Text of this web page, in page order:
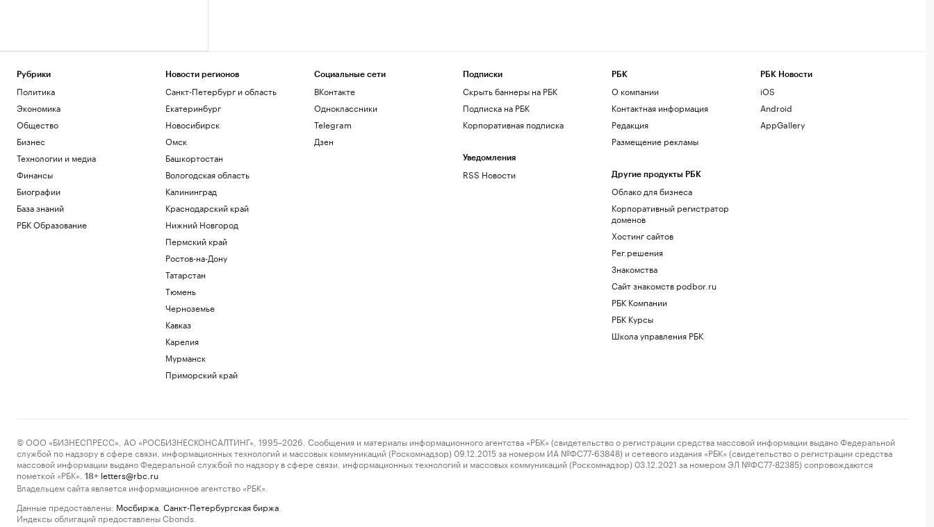
Рубрики
Политика
Экономика
Общество
Бизнес
Технологии и медиа
Финансы
Биографии
База знаний
РБК Образование
Новости регионов
Санкт-Петербург и область
Екатеринбург
Новосибирск
Омск
Башкортостан
Вологодская область
Калининград
Краснодарский край
Нижний Новгород
Пермский край
Ростов-на-Дону
Татарстан
Тюмень
Черноземье
Кавказ
Карелия
Мурманск
Приморский край
Социальные сети
ВКонтакте
Одноклассники
Telegram
Дзен
Подписки
Скрыть баннеры на РБК
Подписка на РБК
Корпоративная подписка
Уведомления
RSS Новости
РБК
О компании
Контактная информация
Редакция
Размещение рекламы
Другие продукты РБК
Облако для бизнеса
Корпоративный регистратор
доменов
Хостинг сайтов
Рег.решения
Знакомства
Сайт знакомств podbor.ru
РБК Компании
РБК Курсы
Школа управления РБК
РБК Новости
iOS
Android
AppGallery
© ООО «БИЗНЕСПРЕСС», АО «РОСБИЗНЕСКОНСАЛТИНГ», 1995–2026. Сообщения и материалы информационного агентства «РБК» (свидетельство о регистрации средства массовой информации выдано Федеральной
службой по надзору в сфере связи, информационных технологий и массовых коммуникаций (Роскомнадзор) 09.12.2015 за номером ИА №ФС77-63848) и сетевого издания «РБК» (свидетельство о регистрации средства
массовой информации выдано Федеральной службой по надзору в сфере связи, информационных технологий и массовых коммуникаций (Роскомнадзор) 03.12.2021 за номером ЭЛ №ФС77-82385) сопровождаются
пометкой «РБК».
18+ letters@rbc.ru
Владельцем сайта является информационное агентство «РБК».
Данные предоставлены: Мосбиржа Санкт-Петербургская биржа
Индексы облигаций предоставлены Cbonds.